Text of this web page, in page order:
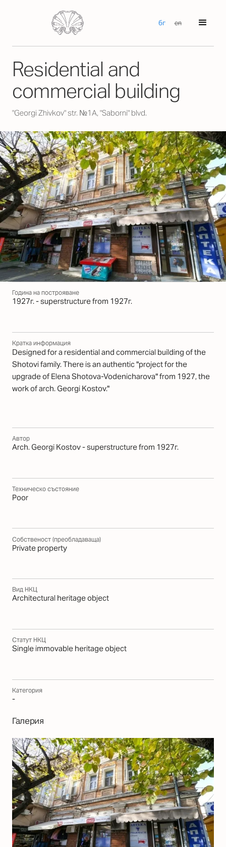
бг en
Residential and
commercial building
"Georgi Zhivkov" str. №1А, "Saborni" blvd.
Година на построяване
1927г. - superstructure from 1927г.
Кратка информация
Designed for a residential and commercial building of the
Shotovi family. There is an authentic "project for the
upgrade of Elena Shotova-Vodenicharova" from 1927, the
work of arch. Georgi Kostov."
Автор
Arch. Georgi Kostov - superstructure from 1927г.
Техническо състояние
Poor
Собственост (преобладаваща)
Private property
Вид НКЦ
Architectural heritage object
Статут НКЦ
Single immovable heritage object
Категория
-
Галерия